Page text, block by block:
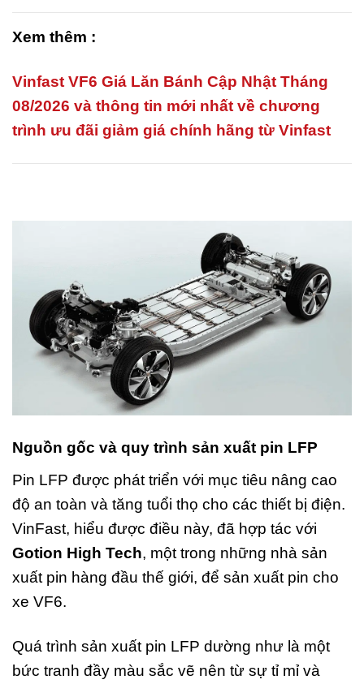
Xem thêm :
Vinfast VF6 Giá Lăn Bánh Cập Nhật Tháng
08/2026 và thông tin mới nhất về chương
trình ưu đãi giảm giá chính hãng từ Vinfast
Nguồn gốc và quy trình sản xuất pin LFP
Pin LFP được phát triển với mục tiêu nâng cao
độ an toàn và tăng tuổi thọ cho các thiết bị điện.
VinFast, hiểu được điều này, đã hợp tác với
Gotion High Tech, một trong những nhà sản
xuất pin hàng đầu thế giới, để sản xuất pin cho
xe VF6.
Quá trình sản xuất pin LFP dường như là một
bức tranh đầy màu sắc vẽ nên từ sự tỉ mỉ và